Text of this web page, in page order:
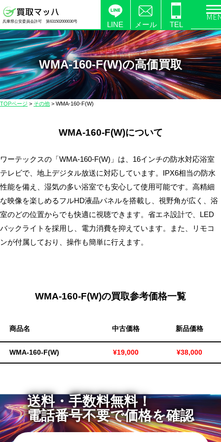
製
品
の
高
価
買
ら
取
マ
ッ
ハ】
料
無
料・
ド
兵庫県公安委員会許可 第631502000030号 LINE メール TEL
WMA-160-F(W)の高価買取
TOPページ > その他 > WMA-160-F(W)
WMA-160-F(W)について
ワーテックスの「WMA-160-F(W)」は、16インチの防水対応浴室
テレビで、地上デジタル放送に対応しています。IPX6相当の防水
性能を備え、湿気の多い浴室でも安心して使用可能です。高精細
な映像を楽しめるフルHD液晶パネルを搭載し、視野角が広く、浴
室のどの位置からでも快適に視聴できます。省エネ設計で、LED
バックライトを採用し、電力消費を抑えています。また、リモコ
ンが付属しており、操作も簡単に行えます。
WMA-160-F(W)の買取参考価格一覧
商品名 中古価格 新品価格
WMA-160-F(W) ¥19,000 ¥38,000
送料・手数料無料！
電話番号不要で価格を確認